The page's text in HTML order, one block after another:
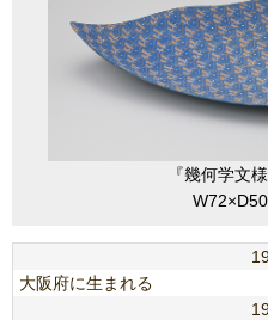
『幾何学文
大阪府に生まれる